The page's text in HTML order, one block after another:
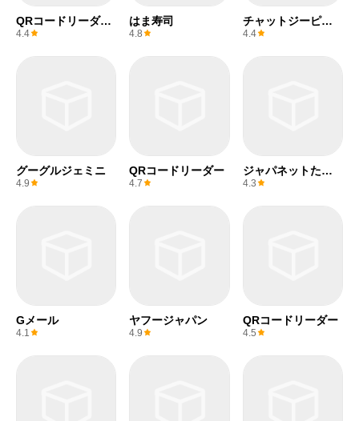
QRコードリーダー
(無料)
4.4
はま寿司
4.8
チャットジーピー
ティー
4.4
グーグルジェミニ
4.9
QRコードリーダー
4.7
ジャパネットたか
た
4.3
Gメール
4.1
ヤフージャパン
4.9
QRコードリーダー
4.5